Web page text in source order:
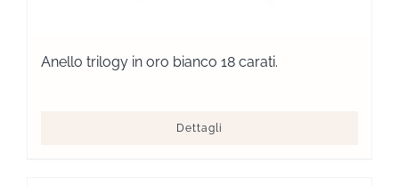
Anello trilogy in oro bianco 18 carati.
Dettagli